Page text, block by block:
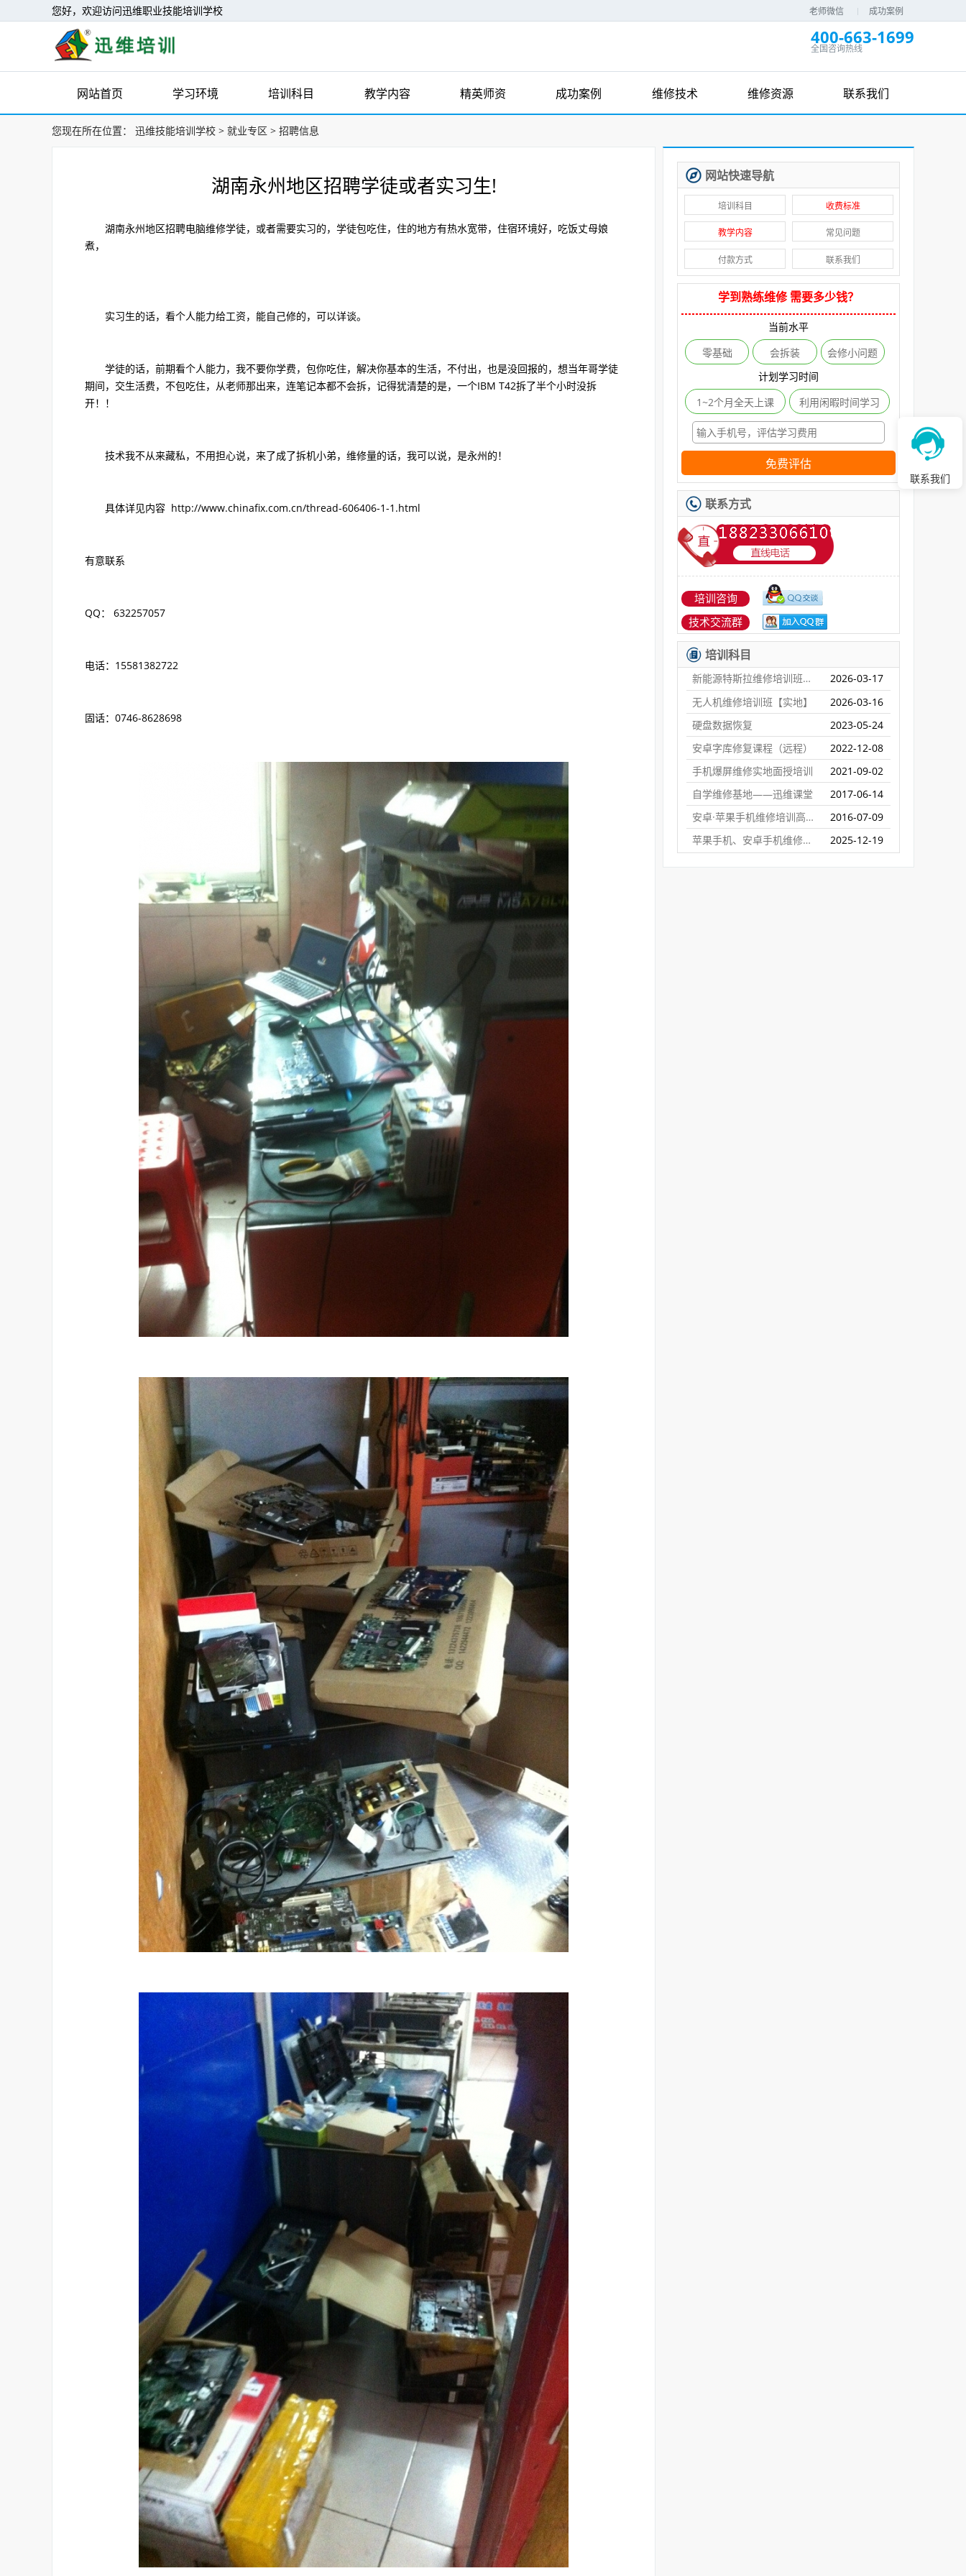
您好，欢迎访问迅维职业技能培训学校 老师微信 成功案例
400-663-1699
全国咨询热线
网站首页 学习环境 培训科目 教学内容 精英师资 成功案例 维修技术 维修资源 联系我们
您现在所在位置： 迅维技能培训学校 > 就业专区 > 招聘信息
湖南永州地区招聘学徒或者实习生!
湖南永州地区招聘电脑维修学徒，或者需要实习的，学徒包吃住，住的地方有热水宽带，住宿环境好，吃饭丈母娘
煮，
实习生的话，看个人能力给工资，能自己修的，可以详谈。
学徒的话，前期看个人能力，我不要你学费，包你吃住，解决你基本的生活，不付出，也是没回报的，想当年哥学徒
期间，交生活费，不包吃住，从老师那出来，连笔记本都不会拆，记得犹清楚的是，一个IBM T42拆了半个小时没拆
开！！
技术我不从来藏私，不用担心说，来了成了拆机小弟，维修量的话，我可以说，是永州的！
具体详见内容 http://www.chinafix.com.cn/thread-606406-1-1.html
有意联系
QQ： 632257057
电话：15581382722
固话：0746-8628698
网站快速导航
培训科目 收费标准
教学内容 常见问题
付款方式 联系我们
学到熟练维修 需要多少钱？
当前水平
零基础
会拆装
会修小问题
计划学习时间
1~2个月全天上课
利用闲暇时间学习
免费评估
联系方式
培训咨询
技术交流群
培训科目
新能源特斯拉维修培训班【实地】
2026-03-17
无人机维修培训班【实地】
2026-03-16
硬盘数据恢复
2023-05-24
安卓字库修复课程（远程）
2022-12-08
手机爆屏维修实地面授培训
2021-09-02
自学维修基地——迅维课堂
2017-06-14
安卓·苹果手机维修培训高级班【实地】
2016-07-09
苹果手机、安卓手机维修培训（远程网络班）
2025-12-19
联系我们